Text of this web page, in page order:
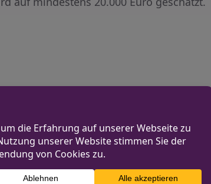
Unfall am Stadtgraben: